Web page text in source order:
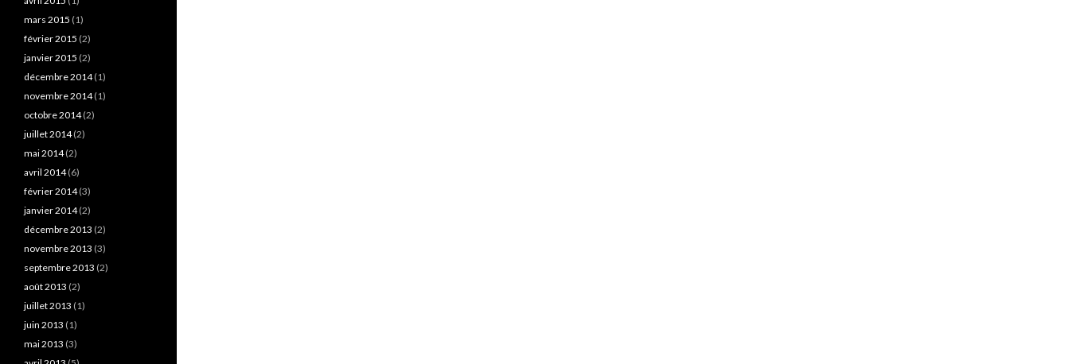
mars 2015 (1)
février 2015 (2)
janvier 2015 (2)
décembre 2014(1)
novembre 2014(1)
octobre 2014(2)
juillet 2014(2)
mai 2014(2)
avril 2014(6)
février 2014(3)
janvier 2014(2)
décembre 2013 (2)
novembre 2013 (3)
septembre 2013 (2)
août 2013 (2)
juillet 2013 (1)
juin 2013 (1)
mai 2013 (3)